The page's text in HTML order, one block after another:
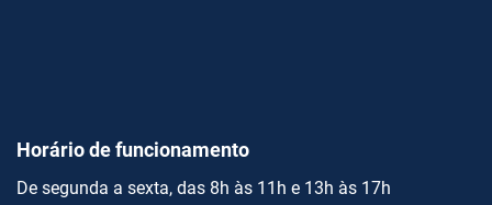
Horário de funcionamento
De segunda a sexta, das 8h às 11h e 13h às 17h